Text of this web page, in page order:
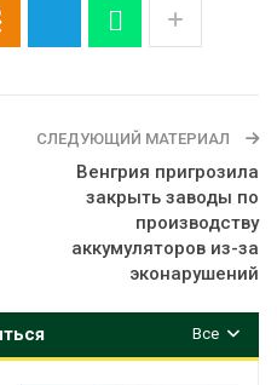
СЛЕДУЮЩИЙ МАТЕРИАЛ
Венгрия пригрозила
закрыть заводы по
производству
аккумуляторов из-за
эконарушений
Все